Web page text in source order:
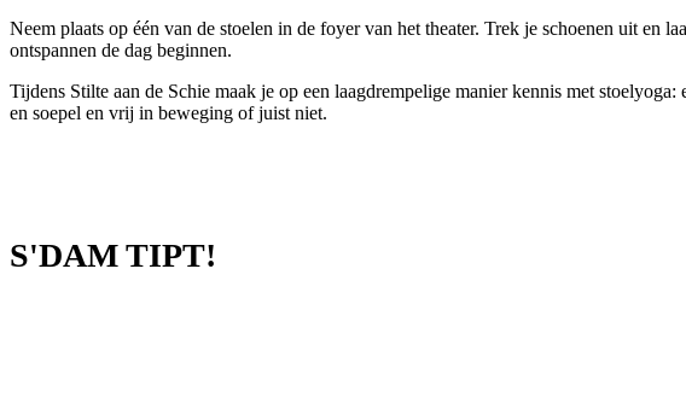
Neem plaats op één van de stoelen in de foyer van het theater. Trek je schoenen uit en
ontspannen de dag beginnen.
Tijdens Stilte aan de Schie maak je op een laagdrempelige manier kennis met
en soepel en vrij in beweging of juist niet.
S'DAM TIPT!